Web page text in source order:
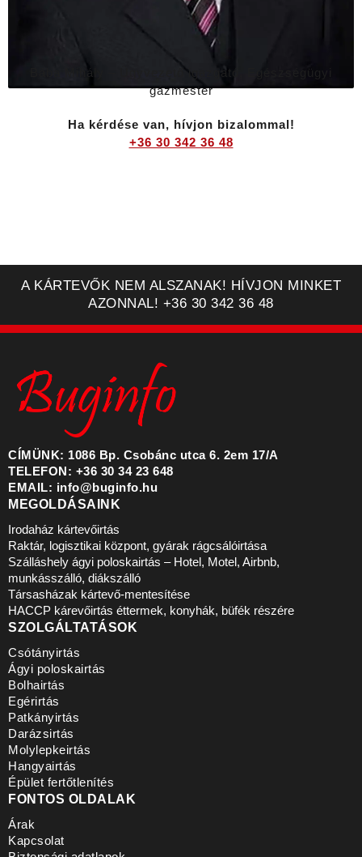
Bába Mihály – Ügyvezető igazgató, Egészségügyi
gázmester
Ha kérdése van, hívjon bizalommal!
+36 30 342 36 48
A KÁRTEVŐK NEM ALSZANAK! HÍVJON MINKET
AZONNAL! +36 30 342 36 48
CÍMÜNK: 1086 Bp. Csobánc utca 6. 2em 17/A
TELEFON: +36 30 34 23 648
EMAIL: info@buginfo.hu
MEGOLDÁSAINK
Irodaház kártevőirtás
Raktár, logisztikai központ, gyárak rágcsálóirtása
Szálláshely ágyi poloskairtás – Hotel, Motel, Airbnb,
munkásszálló, diákszálló
Társasházak kártevő-mentesítése
HACCP kárevőirtás éttermek, konyhák, büfék részére
SZOLGÁLTATÁSOK
Csótányirtás
Ágyi poloskairtás
Bolhairtás
Egérirtás
Patkányirtás
Darázsirtás
Molylepkeirtás
Hangyairtás
Épület fertőtlenítés
FONTOS OLDALAK
Árak
Kapcsolat